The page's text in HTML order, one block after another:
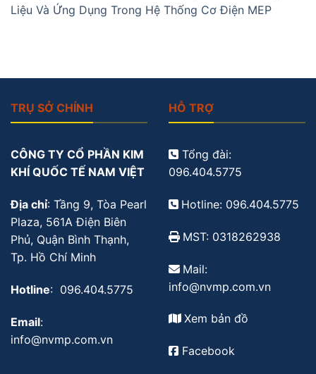
Liệu Và Ứng Dụng Trong Hệ Thống Cơ Điện MEP
TRỤ SỞ CHÍNH
CÔNG TY CỔ PHẦN KIM
KHÍ QUỐC TẾ NAM VIỆT
Địa chỉ: Tầng 9, Tòa Pearl
Plaza, 561A Điện Biên
Phủ, Quận Bình Thạnh,
Tp. Hồ Chí Minh
Hotline: 096.404.5775
Email:
info@nvmp.com.vn
HỖ TRỢ
Tổng đài:
096.404.5775
Hotline: 096.404.5775
MST: 0318262938
Mail:
info@nvmp.com.vn
Xem bản đồ
Facebook